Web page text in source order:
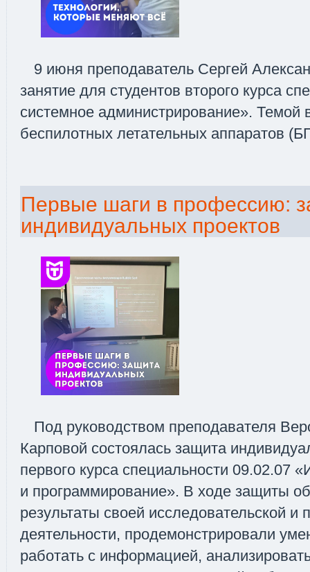
9 июня преподаватель Сергей
занятие для студентов второго курса
системное администрирование». Темой
беспилотных летательных аппаратов
Первые шаги в профессию:
индивидуальных проектов
Под руководством преподавателя
Карповой состоялась защита
первого курса специальности
и программирование». В ходе защиты
результаты своей исследовательской и
деятельности, продемонстрировали
работать с информацией,